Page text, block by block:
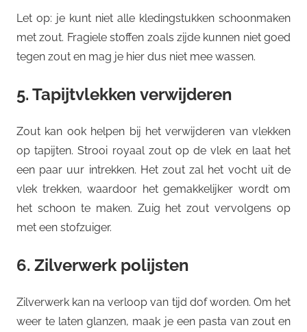
Let op: je kunt niet alle kledingstukken schoonmaken
met zout. Fragiele stoffen zoals zijde kunnen niet goed
tegen zout en mag je hier dus niet mee wassen.
5. Tapijtvlekken verwijderen
Zout kan ook helpen bij het verwijderen van vlekken
op tapijten. Strooi royaal zout op de vlek en laat het
een paar uur intrekken. Het zout zal het vocht uit de
vlek trekken, waardoor het gemakkelijker wordt om
het schoon te maken. Zuig het zout vervolgens op
met een stofzuiger.
6. Zilverwerk polijsten
Zilverwerk kan na verloop van tijd dof worden. Om het
weer te laten glanzen, maak je een pasta van zout en